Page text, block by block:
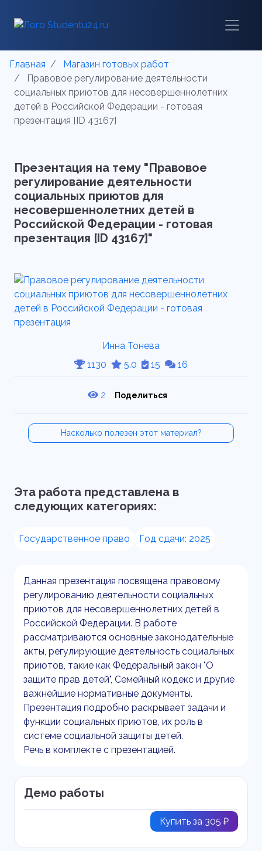
Главная
Магазин готовых работ
Правовое регулирование деятельности
социальных приютов для несовершеннолетних
детей в Российской Федерации - готовая
презентация [ID 43167]
Презентация на тему "Правовое
регулирование деятельности
социальных приютов для
несовершеннолетних детей в
Российской Федерации - готовая
презентация [ID 43167]"
Инна Тонева
1130
5.0 15 16
2 Поделиться
Насколько полезен этот материал?
Эта работа представлена в
следующих категориях:
Государственное право Год сдачи: 2025
Данная презентация посвящена правовому
регулированию деятельности социальных
приютов для несовершеннолетних детей в
Российской Федерации. В работе
рассматриваются основные законодательные
акты, регулирующие деятельность социальных
приютов, такие как Федеральный закон "О
защите прав детей", Семейный кодекс и другие
важнейшие нормативные документы.
Презентация подробно раскрывает задачи и
функции социальных приютов, их роль в
системе социальной защиты детей.
Речь в комплекте с презентацией.
Демо работы
Купить за 305 ₽